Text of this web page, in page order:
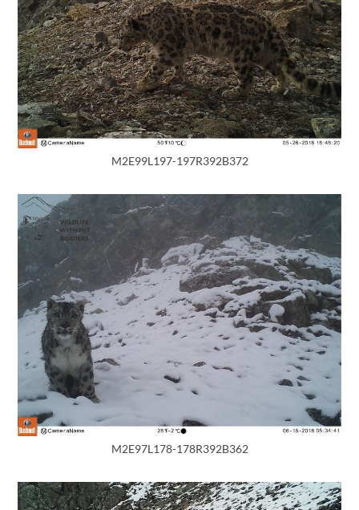
M2E99L197-197R392B372
M2E97L178-178R392B362